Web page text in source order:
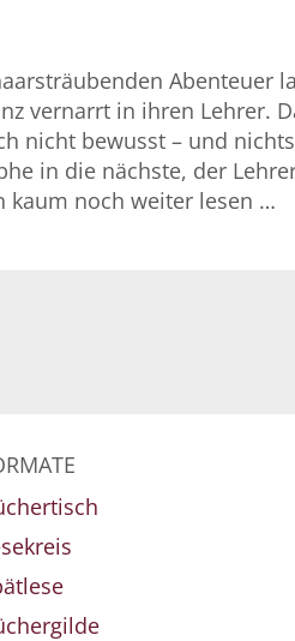
Abenteuer
vernarrt in ihren Lehrer.
nicht bewusst – und
in die nächste, der
kaum noch weiter lesen …